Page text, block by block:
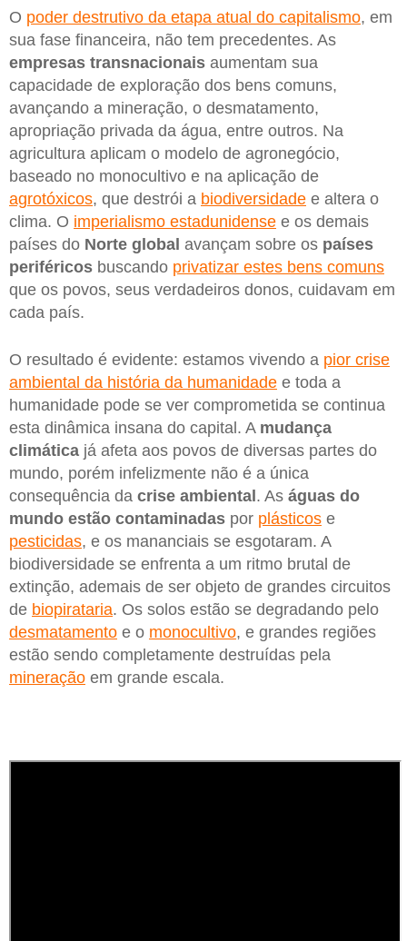
O poder destrutivo da etapa atual do capitalismo, em
sua fase financeira, não tem precedentes. As
empresas transnacionais aumentam sua
capacidade de exploração dos bens comuns,
avançando a mineração, o desmatamento,
apropriação privada da água, entre outros. Na
agricultura aplicam o modelo de agronegócio,
baseado no monocultivo e na aplicação de
agrotóxicos, que destrói a biodiversidade e altera o
clima. O imperialismo estadunidense e os demais
países do Norte global avançam sobre os países
periféricos buscando privatizar estes bens comuns
que os povos, seus verdadeiros donos, cuidavam em
cada país.
O resultado é evidente: estamos vivendo a pior crise
ambiental da história da humanidade e toda a
humanidade pode se ver comprometida se continua
esta dinâmica insana do capital. A mudança
climática já afeta aos povos de diversas partes do
mundo, porém infelizmente não é a única
consequência da crise ambiental. As águas do
mundo estão contaminadas por plásticos e
pesticidas, e os mananciais se esgotaram. A
biodiversidade se enfrenta a um ritmo brutal de
extinção, ademais de ser objeto de grandes circuitos
de biopirataria. Os solos estão se degradando pelo
desmatamento e o monocultivo, e grandes regiões
estão sendo completamente destruídas pela
mineração em grande escala.